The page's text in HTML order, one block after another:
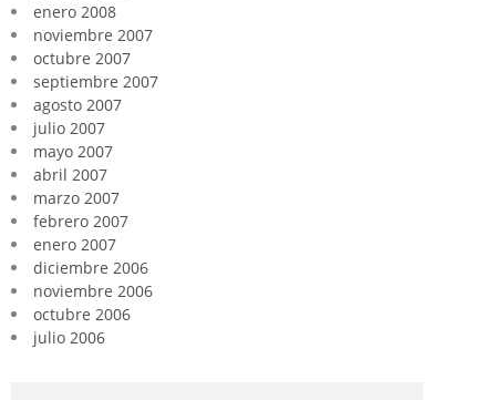
enero 2008
noviembre 2007
octubre 2007
septiembre 2007
agosto 2007
julio 2007
mayo 2007
abril 2007
marzo 2007
febrero 2007
enero 2007
diciembre 2006
noviembre 2006
octubre 2006
julio 2006